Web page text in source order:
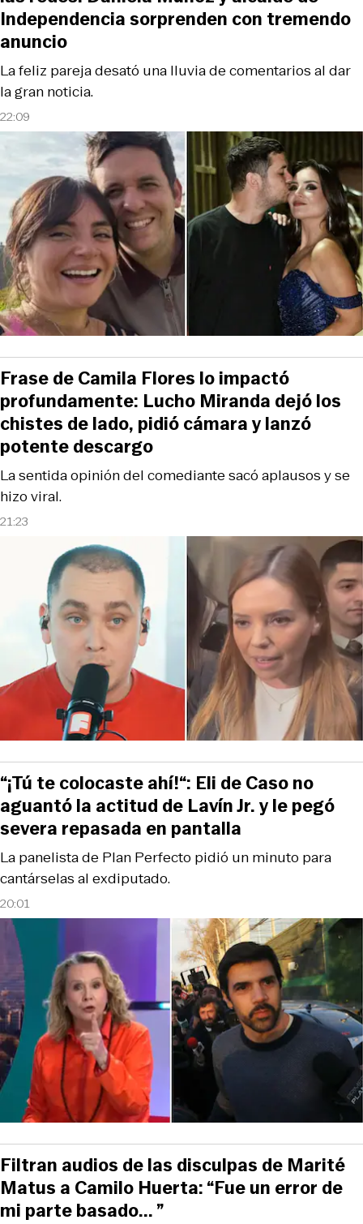
22:09
La feliz pareja desató una lluvia de comentarios al dar
la gran noticia.
Independencia sorprenden con tremendo
anuncio
21:23
La sentida opinión del comediante sacó aplausos y se
hizo viral.
Frase de Camila Flores lo impactó
profundamente: Lucho Miranda dejó los
chistes de lado, pidió cámara y lanzó
potente descargo
20:01
La panelista de Plan Perfecto pidió un minuto para
cantárselas al exdiputado.
“¡Tú te colocaste ahí!“: Eli de Caso no
aguantó la actitud de Lavín Jr. y le pegó
severa repasada en pantalla
Filtran audios de las disculpas de Marité
Matus a Camilo Huerta: “Fue un error de
mi parte basado... ”